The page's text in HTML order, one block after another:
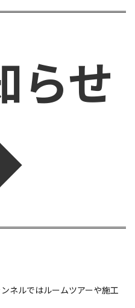
せ
ネルではルームツアーや施工